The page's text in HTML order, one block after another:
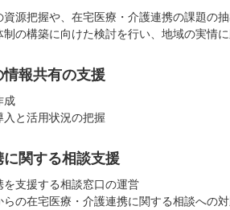
源把握や、在宅医療・介護連携の課題の
の構築に向けた検討を行い、地域の実情に
報共有の支援
成
と活用状況の把握
関する相談支援
支援する相談窓口の運営
らの在宅医療・介護連携に関する相談への